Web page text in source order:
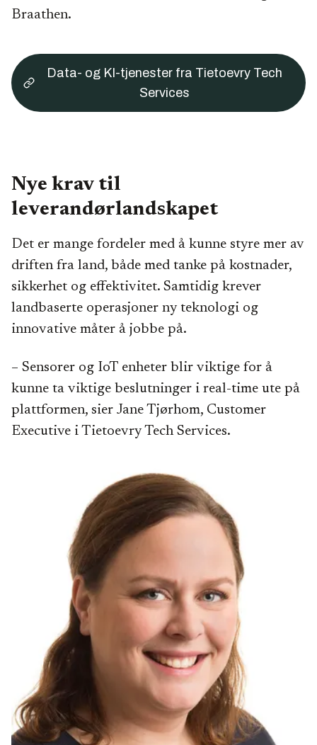
Braathen.
Data- og KI-tjenester fra Tietoevry Tech
Services
Nye krav til
leverandørlandskapet
Det er mange fordeler med å kunne styre mer av
driften fra land, både med tanke på kostnader,
sikkerhet og effektivitet. Samtidig krever
landbaserte operasjoner ny teknologi og
innovative måter å jobbe på.
– Sensorer og IoT enheter blir viktige for å
kunne ta viktige beslutninger i real-time ute på
plattformen, sier Jane Tjørhom, Customer
Executive i Tietoevry Tech Services.